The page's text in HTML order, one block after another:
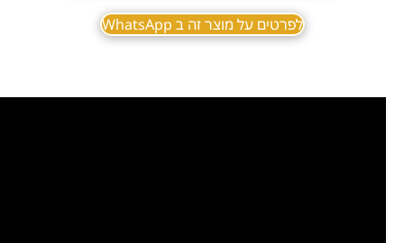
לפרטים על מוצר זה ב WhatsApp